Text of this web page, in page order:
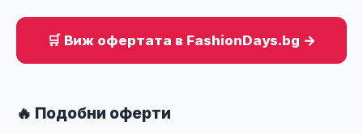
🛒 Виж офертата в FashionDays.bg →
🔥 Подобни оферти